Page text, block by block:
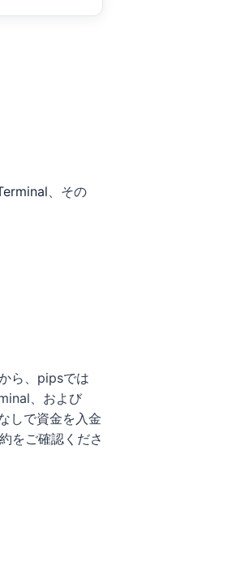
、その
ら、pipsでは
、および
しで資金を入金
をご確認くださ